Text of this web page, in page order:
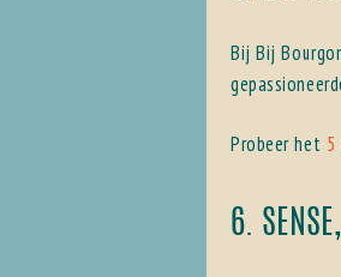
Bij Bij
Probeer het
6. SENSE,